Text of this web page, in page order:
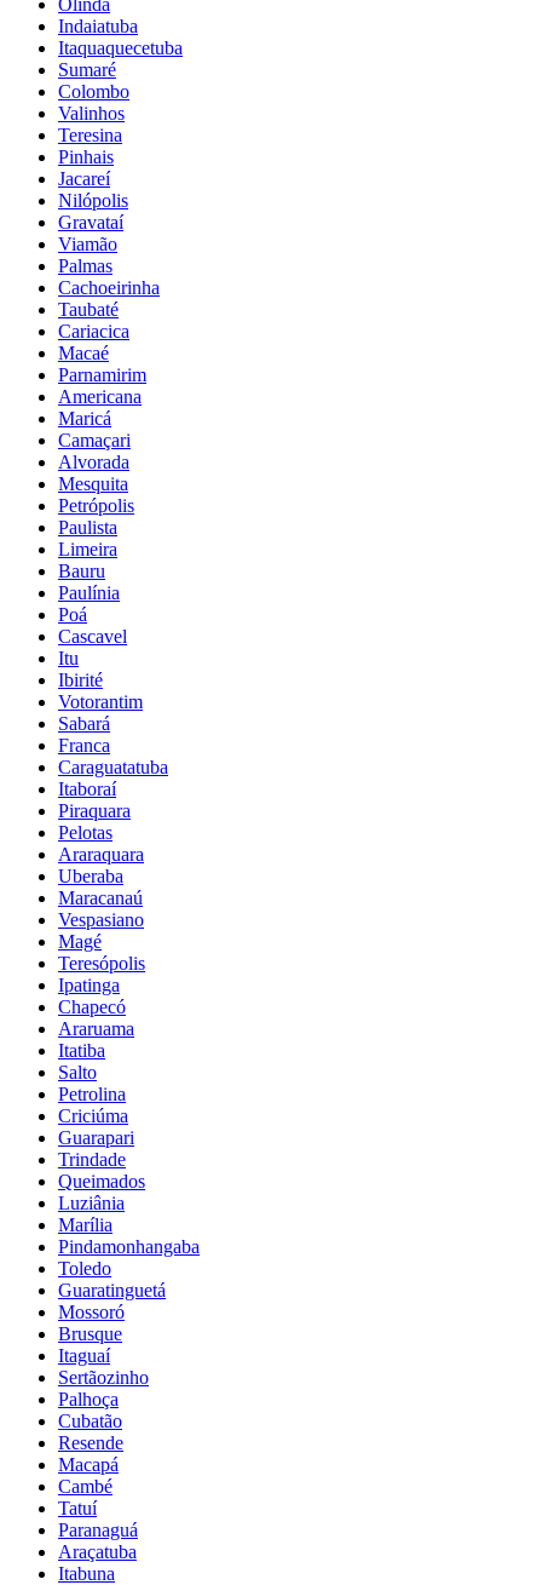
Olinda
Indaiatuba
Itaquaquecetuba
Sumaré
Colombo
Valinhos
Teresina
Pinhais
Jacareí
Nilópolis
Gravataí
Viamão
Palmas
Cachoeirinha
Taubaté
Cariacica
Macaé
Parnamirim
Americana
Maricá
Camaçari
Alvorada
Mesquita
Petrópolis
Paulista
Limeira
Bauru
Paulínia
Poá
Cascavel
Itu
Ibirité
Votorantim
Sabará
Franca
Caraguatatuba
Itaboraí
Piraquara
Pelotas
Araraquara
Uberaba
Maracanaú
Vespasiano
Magé
Teresópolis
Ipatinga
Chapecó
Araruama
Itatiba
Salto
Petrolina
Criciúma
Guarapari
Trindade
Queimados
Luziânia
Marília
Pindamonhangaba
Toledo
Guaratinguetá
Mossoró
Brusque
Itaguaí
Sertãozinho
Palhoça
Cubatão
Resende
Macapá
Cambé
Tatuí
Paranaguá
Araçatuba
Itabuna